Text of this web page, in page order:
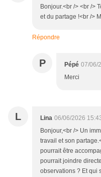
Bonjour.<br /> <br />
et du partage !<br />
Répondre
P Pépé 07/06/
Merci
L Lina 06/06/2026
Bonjour,<br /> Un
travail et son
pourrait être
pourrait joindre
observations ? Et qui